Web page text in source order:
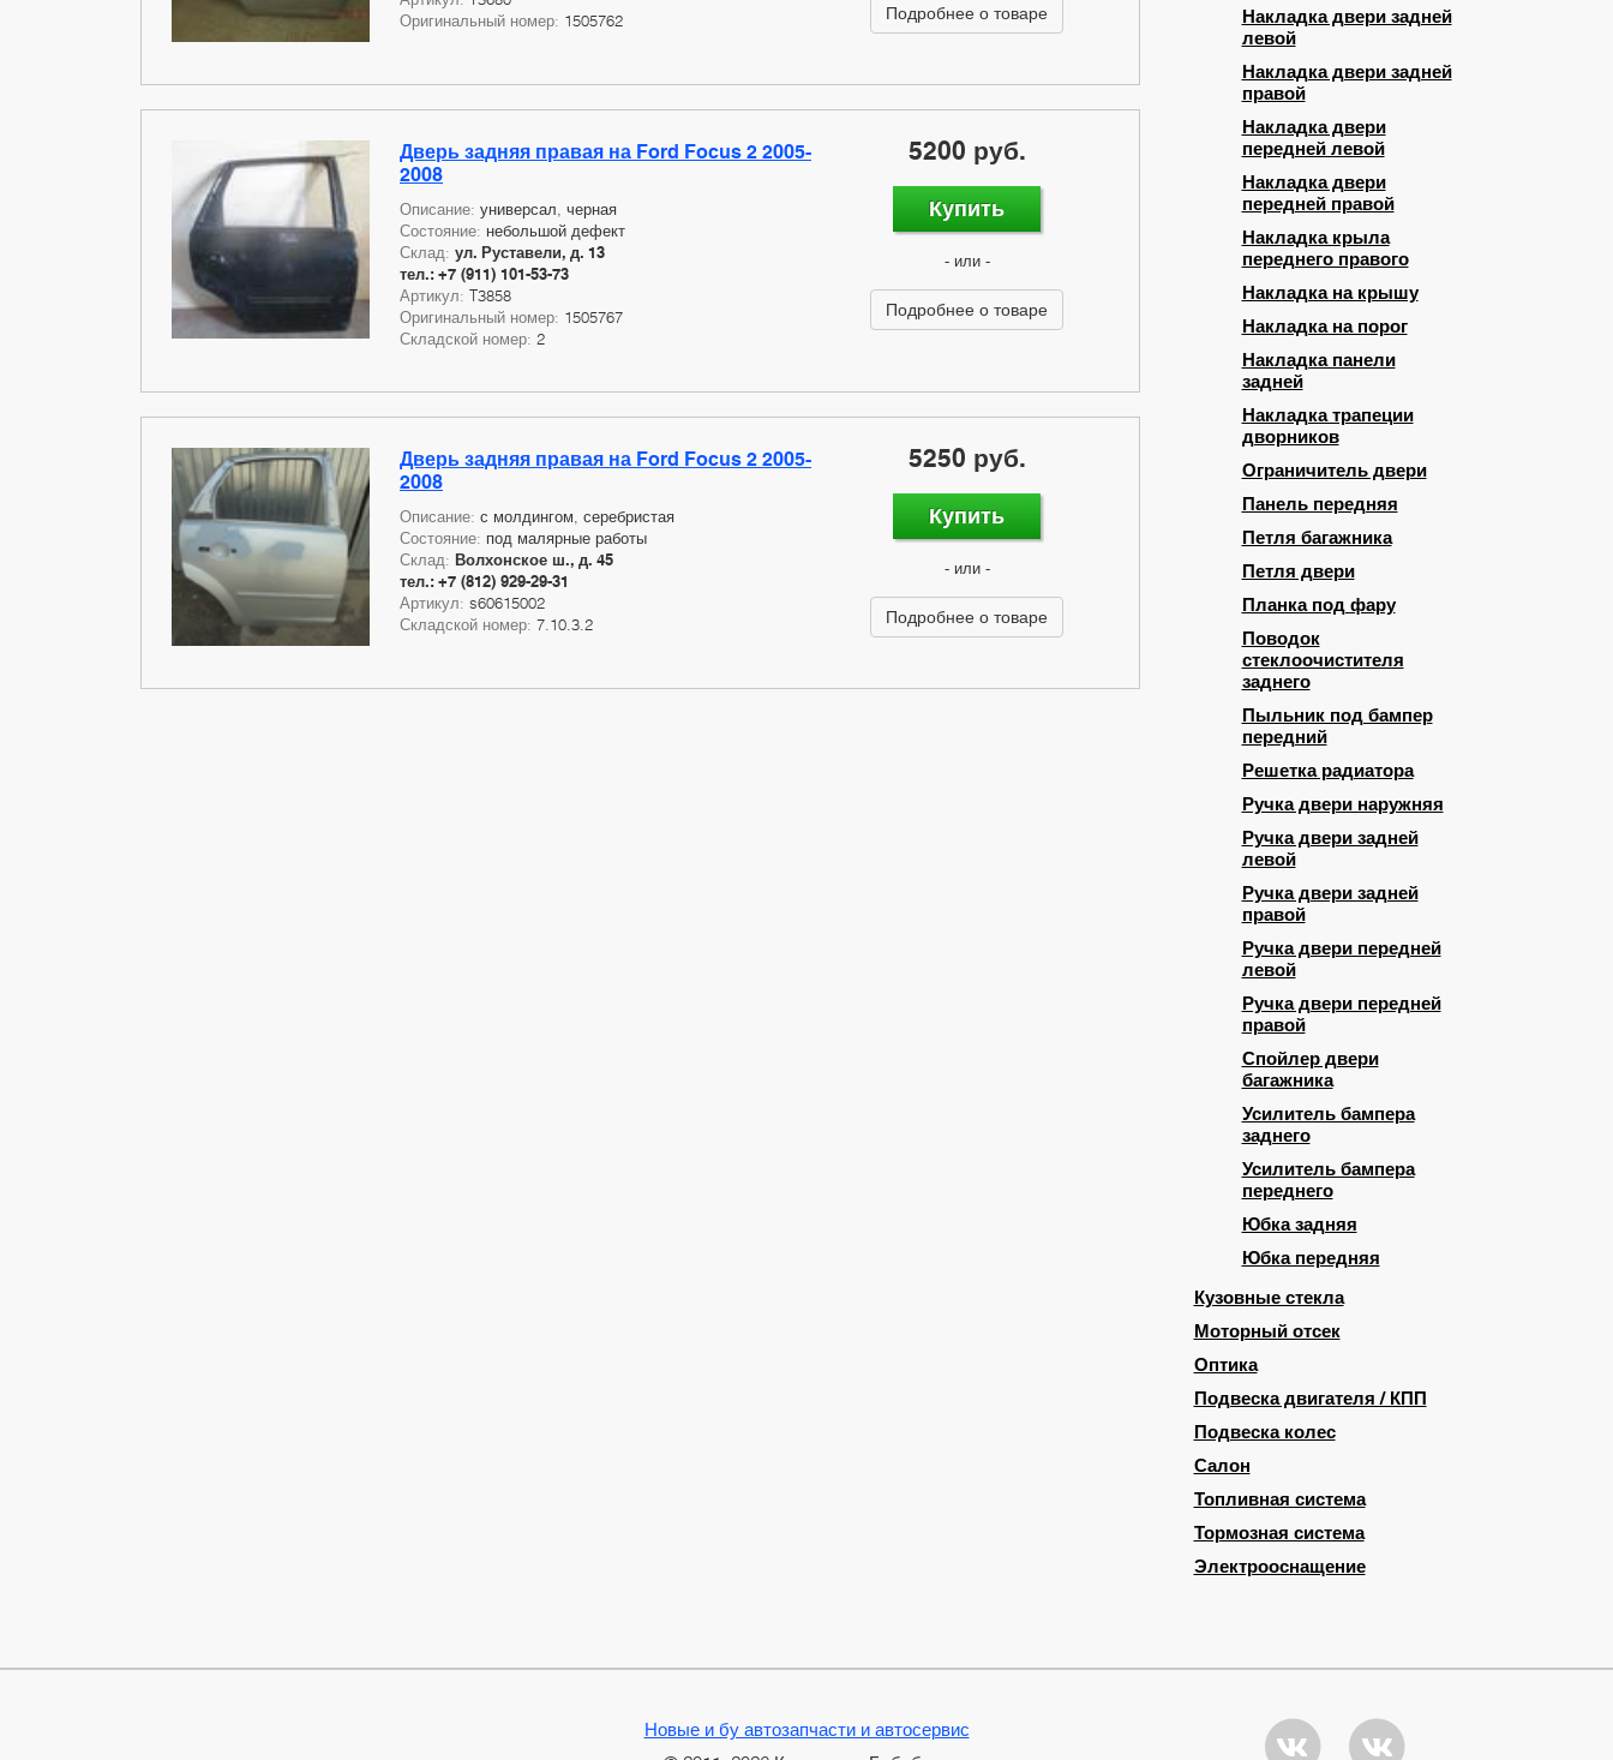
Оригинальный номер: 1505762 Подробнее о товаре
Дверь задняя правая на Ford Focus 2 2005-
2008
Описание: универсал, черная
Состояние: небольшой дефект
Склад: ул. Руставели, д. 13
тел.: +7 (911) 101-53-73
Артикул: T3858
Оригинальный номер: 1505767
Складской номер: 2
5200 руб.
Купить
- или -
Подробнее о товаре
Дверь задняя правая на Ford Focus 2 2005-
2008
Описание: с молдингом, серебристая
Состояние: под малярные работы
Склад: Волхонское ш., д. 45
тел.: +7 (812) 929-29-31
Артикул: s60615002
Складской номер: 7.10.3.2
5250 руб.
Купить
- или -
Подробнее о товаре
Накладка двери задней
левой
Накладка двери задней
правой
Накладка двери
передней левой
Накладка двери
передней правой
Накладка крыла
переднего правого
Накладка на крышу
Накладка на порог
Накладка панели
задней
Накладка трапеции
дворников
Ограничитель двери
Панель передняя
Петля багажника
Петля двери
Планка под фару
Поводок
стеклоочистителя
заднего
Пыльник под бампер
передний
Решетка радиатора
Ручка двери наружняя
Ручка двери задней
левой
Ручка двери задней
правой
Ручка двери передней
левой
Ручка двери передней
правой
Спойлер двери
багажника
Усилитель бампера
заднего
Усилитель бампера
переднего
Юбка задняя
Юбка передняя
Кузовные стекла
Моторный отсек
Оптика
Подвеска двигателя / КПП
Подвеска колес
Салон
Топливная система
Тормозная система
Электрооснащение
Новые и бу автозапчасти и автосервис